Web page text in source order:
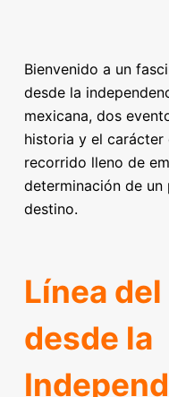
Bienvenido a un
desde la
mexicana, dos
historia y el carácter
recorrido lleno de
determinación de
destino.
Línea
desde la